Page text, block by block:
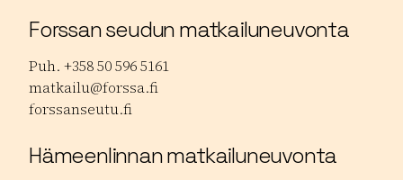
Forssan seudun matkailuneuvonta
Puh. +358 50 596 5161
matkailu@forssa.fi
forssanseutu.fi
Hämeenlinnan matkailuneuvonta